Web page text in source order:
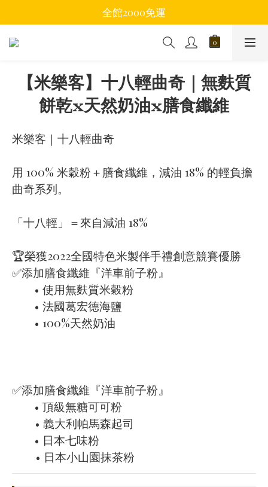
全館2000免運
【米樂客】十八輕曲奇｜無麩質
餅乾x天然奶油x膳食纖維
米樂客｜十八輕曲奇
用 100% 米穀粉＋膳食纖維，減油 18% 的輕負擔
曲奇系列。
「十八輕」＝來自減油 18%
🏆榮獲2022全國特色米製伴手禮創意競賽優勝
✅添加膳食纖維『洋車前子粉』
• 使用無麩質米穀粉
• 法國葛宏德海鹽
• 100%天然奶油
✅添加膳食纖維『洋車前子粉』
• 頂級無糖可可粉
• 義大利帕馬森起司
• 日本七味粉
        • 日本小山園抹茶粉